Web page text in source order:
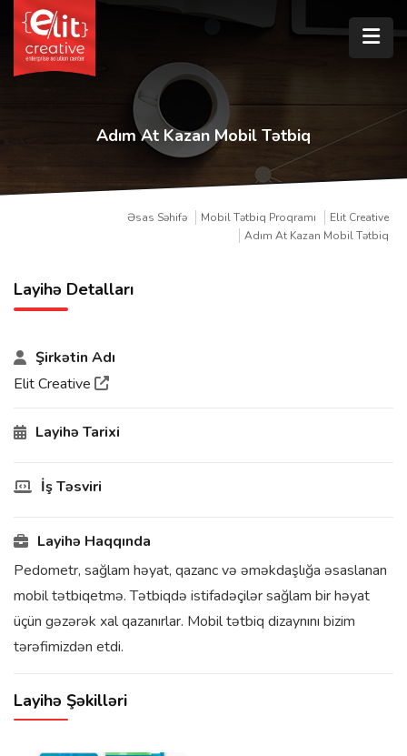
Adım At Kazan Mobil Tətbiq
Əsas Səhifə Mobil Tətbiq Proqramı
Elit Creative
Adım At Kazan Mobil Tətbiq
Layihə Detalları
Şirkətin Adı
Elit Creative
Layihə Tarixi
İş Təsviri
Layihə Haqqında
Pedometr, sağlam həyat, qazanc və əməkdaşlığa əsaslanan
mobil tətbiqetmə. Tətbiqdə istifadəçilər sağlam bir həyat
üçün gəzərək xal qazanırlar. Mobil tətbiq dizaynını bizim
tərəfimizdən etdi.
Layihə Şəkilləri